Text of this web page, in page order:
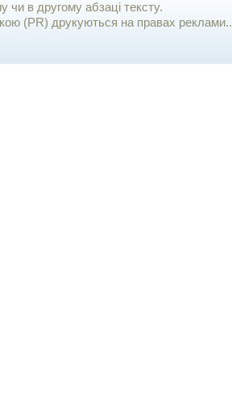
в другому абзаці тексту.
(PR) друкуються на правах реклами..